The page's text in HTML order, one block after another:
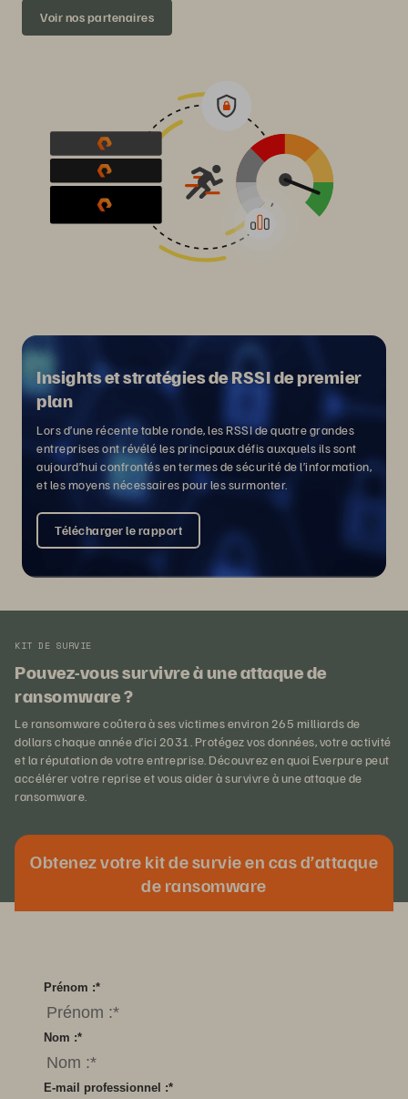
Voir nos partenaires
Insights et stratégies de RSSI de premier
plan
Lors d’une récente table ronde, les RSSI de quatre grandes
entreprises ont révélé les principaux défis auxquels ils sont
aujourd’hui confrontés en termes de sécurité de l’information,
et les moyens nécessaires pour les surmonter.
Télécharger le rapport
KIT DE SURVIE
Pouvez-vous survivre à une attaque de
ransomware ?
Le ransomware coûtera à ses victimes environ 265 milliards de
dollars chaque année d’ici 2031. Protégez vos données, votre activité
et la réputation de votre entreprise. Découvrez en quoi Everpure peut
accélérer votre reprise et vous aider à survivre à une attaque de
ransomware.
Obtenez votre kit de survie en cas d’attaque
de ransomware
*
Prénom :
*
Nom :
*
E-mail professionnel :